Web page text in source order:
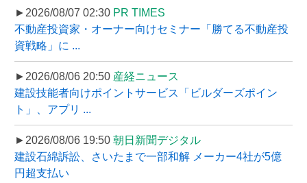
►2026/08/07 02:30 PR TIMES
不動産投資家・オーナー向けセミナー「勝てる不動産投
資戦略」に ...
►2026/08/06 20:50 産経ニュース
建設技能者向けポイントサービス「ビルダーズポイン
ト」、アプリ ...
►2026/08/06 19:50 朝日新聞デジタル
建設石綿訴訟、さいたまで一部和解 メーカー4社が5億
円超支払い